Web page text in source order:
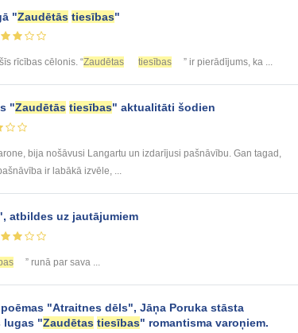
"Zaudētās tiesības"
rīcības cēlonis. “Zaudētas tiesības ” ir pierādījums, ka ...
"Zaudētās tiesības" aktualitāti šodien
bija nošāvusi Langartu un izdarījusi pašnāvību. Gan tagad,
ir labākā izvēle, ...
atbildes uz jautājumiem
” runā par sava ...
"Atraitnes dēls", Jāņa Poruka stāsta
lugas "Zaudētas tiesības" romantisma varoņiem.